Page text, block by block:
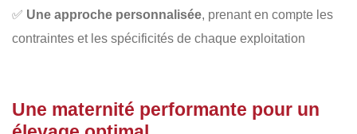
✅ Une approche personnalisée, prenant en compte les
contraintes et les spécificités de chaque exploitation
Une maternité performante pour un